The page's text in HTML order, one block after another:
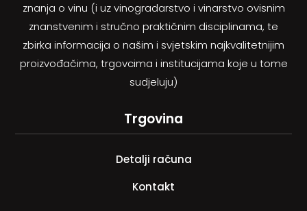
znanja o vinu (i uz vinogradarstvo i vinarstvo ovisnim
znanstvenim i stručno praktičnim disciplinama, te
zbirka informacija o našim i svjetskim najkvalitetnijim
proizvođačima, trgovcima i institucijama koje u tome
sudjeluju)
Trgovina
Detalji računa
Kontakt